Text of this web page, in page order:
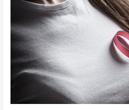
para
diagnóstico
temprano
de
cáncer